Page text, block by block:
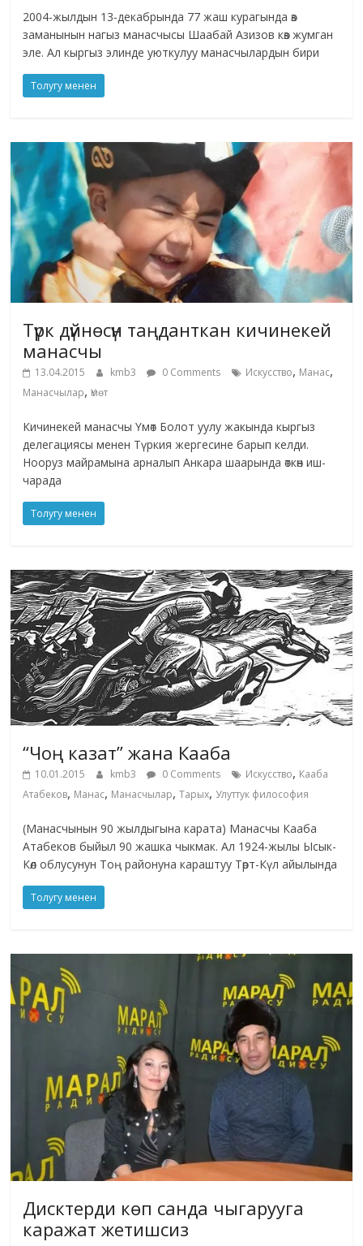
2004-жылдын 13-декабрында 77 жаш курагында өз
заманынын нагыз манасчысы Шаабай Азизов көз жумган
эле. Ал кыргыз элинде уюткулуу манасчылардын бири
Толугу менен
Түрк дүйнөсүн таңданткан кичинекей
манасчы
13.04.2015 kmb3 0 Comments Искусство, Манас,
Манасчылар,Үмөт
Кичинекей манасчы Үмөт Болот уулу жакында кыргыз
делегациясы менен Түркия жергесине барып келди.
Нооруз майрамына арналып Анкара шаарында өткөн иш-
чарада
Толугу менен
“Чоң казат” жана Кааба
10.01.2015 kmb3 0 Comments Искусство, Кааба
Атабеков, Манас, Манасчылар,Тарых, Улуттук философия
(Манасчынын 90 жылдыгына карата) Манасчы Кааба
Атабеков быйыл 90 жашка чыкмак. Ал 1924-жылы Ысык-
Көл облусунун Тоң районуна караштуу Төрт-Күл айылында
Толугу менен
Дисктерди көп санда чыгарууга
каражат жетишсиз